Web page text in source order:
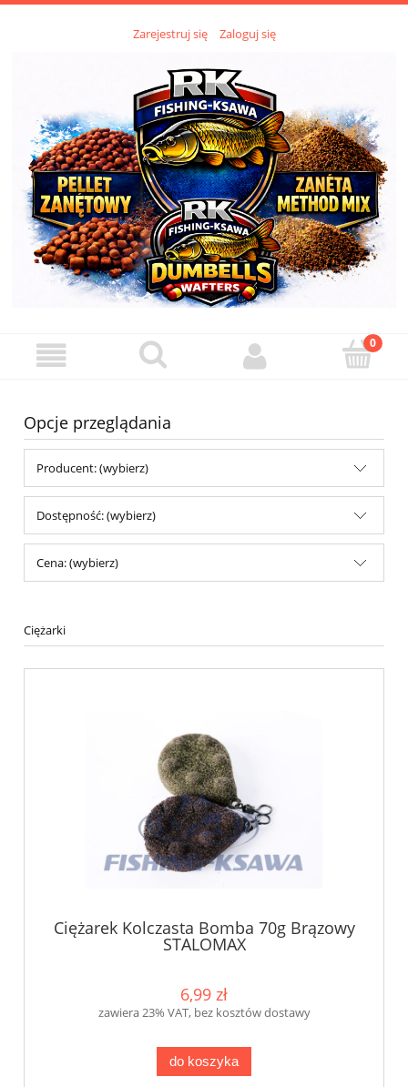
Zarejestruj się Zaloguj się
Opcje przeglądania
Producent: (wybierz)
Dostępność: (wybierz)
Cena: (wybierz)
Ciężarki
Ciężarek Kolczasta Bomba 70g Brązowy
STALOMAX
6,99 zł
zawiera 23% VAT, bez kosztów dostawy
do koszyka